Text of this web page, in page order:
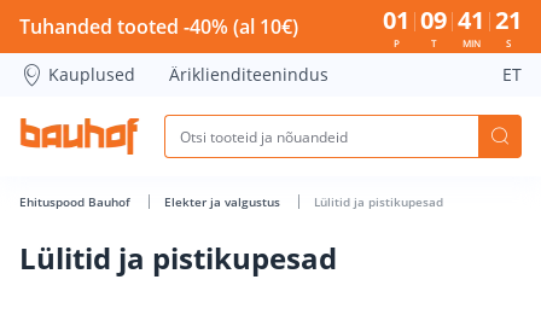
Lülitid ja pistikupesad - Bauhof has loaded
Tuhanded tooted -40% (al 10€) 01
P
09
T
41
MIN
21
S
Kauplused Äriklienditeenindus ET
Ehituspood Bauhof Elekter ja valgustus Lülitid ja pistikupesad
Lülitid ja pistikupesad